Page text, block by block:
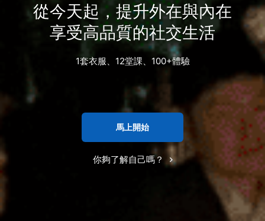
從今天起，提升外在與內在
享受高品質的社交生活
1套衣服、12堂課、100+體驗
馬上開始
你夠了解自己嗎？